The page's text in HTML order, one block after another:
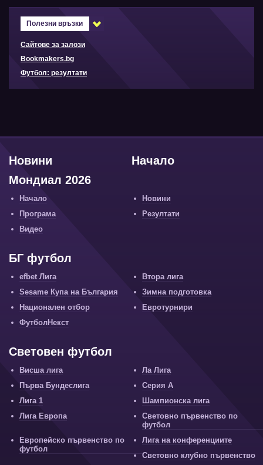
Полезни връзки
Сайтове за залози
Bookmakers.bg
Футбол: резултати
Начало
Новини
Мондиал 2026
Начало
Новини
Програма
Резултати
Видео
БГ футбол
efbet Лига
Втора лига
Sesame Купа на България
Зимна подготовка
Национален отбор
Евротурнири
ФутболНекст
Световен футбол
Висша лига
Ла Лига
Първа Бундеслига
Серия А
Лига 1
Шампионска лига
Лига Европа
Световно първенство по
футбол
Европейско първенство по
футбол
Лига на конференциите
Световно клубно първенство